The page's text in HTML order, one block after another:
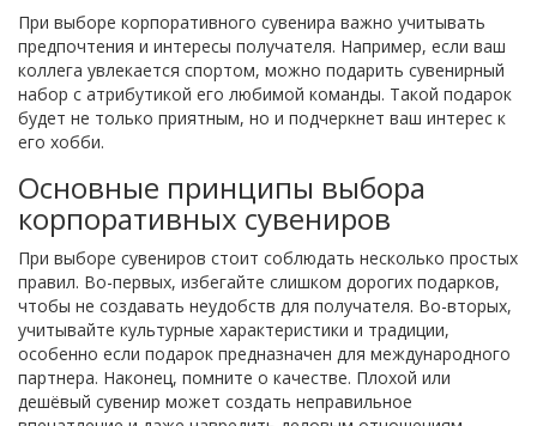
При выборе корпоративного сувенира важно учитывать
предпочтения и интересы получателя. Например, если ваш
коллега увлекается спортом, можно подарить сувенирный
набор с атрибутикой его любимой команды. Такой подарок
будет не только приятным, но и подчеркнет ваш интерес к
его хобби.
Основные принципы выбора
корпоративных сувениров
При выборе сувениров стоит соблюдать несколько простых
правил. Во-первых, избегайте слишком дорогих подарков,
чтобы не создавать неудобств для получателя. Во-вторых,
учитывайте культурные характеристики и традиции,
особенно если подарок предназначен для международного
партнера. Наконец, помните о качестве. Плохой или
дешёвый сувенир может создать неправильное